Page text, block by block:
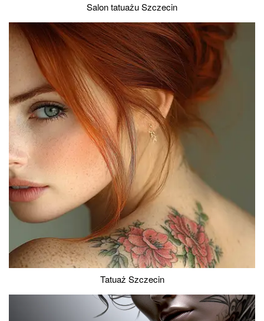
Salon tatuażu Szczecin
Tatuaż Szczecin